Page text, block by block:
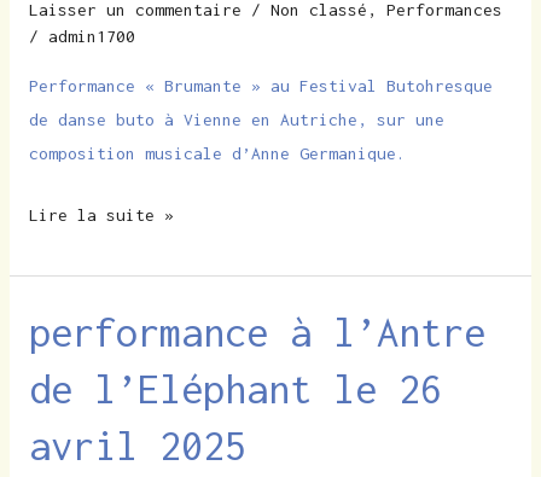
Laisser un commentaire / Non classé , Performances
/ admin1700
Performance « Brumante » au Festival Butohresque
de danse buto à Vienne en Autriche, sur une
composition musicale d’Anne Germanique.
17
octobre
2025
Lire la suite »
performance à l’Antre
de l’Eléphant le 26
avril 2025
performance
à
l’Antre
l’Eléphant